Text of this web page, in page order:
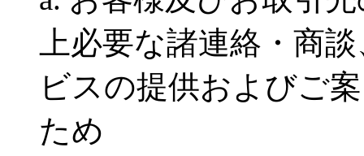
上必要な諸連絡・商
ビスの提供およびご
ため